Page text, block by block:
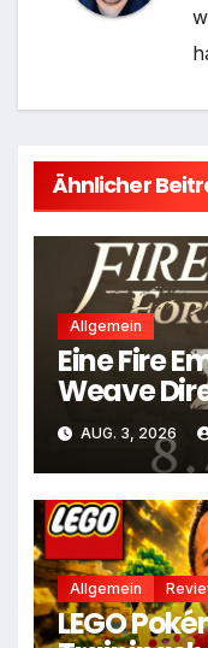
Ähnlicher
Allgemein
Eine Fire
Weave
August
AUG. 3, 2026
Allgemein
LEGO